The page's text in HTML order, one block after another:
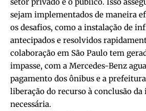
sejam implementados de maneira
os desafios, como a instalação de
antecipados e resolvidos
colaboração em São Paulo tem
impasse, com a Mercedes-Benz
pagamento dos ônibus e a
liberação do recurso à conclusão
necessária.